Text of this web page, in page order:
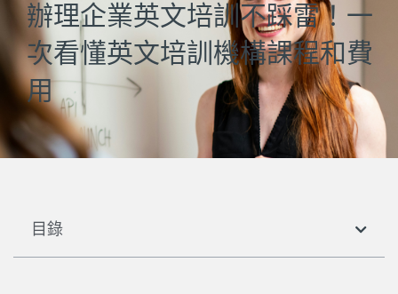
辦理企業英文培訓不踩雷！一
次看懂英文培訓機構課程和費
用
目錄